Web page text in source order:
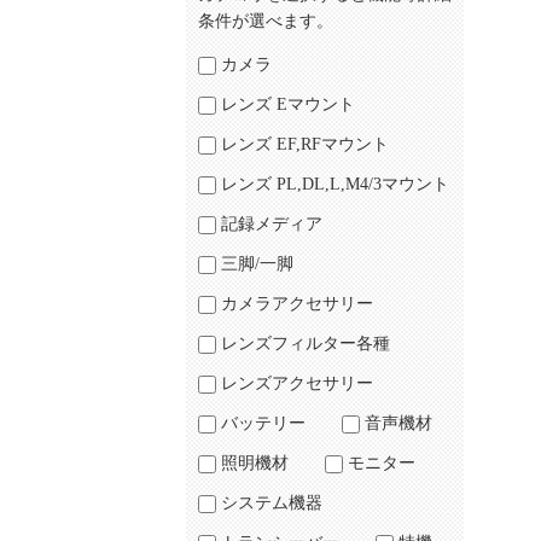
条件が選べます。
カメラ
レンズ Eマウント
レンズ EF,RFマウント
レンズ PL,DL,L,M4/3マウント
記録メディア
三脚/一脚
カメラアクセサリー
レンズフィルター各種
レンズアクセサリー
バッテリー 音声機材
照明機材 モニター
システム機器